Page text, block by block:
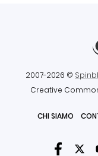
2007-2026 ©
Creative
CHI SIAMO